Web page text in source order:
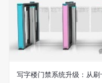
写字楼门禁系统升级：从